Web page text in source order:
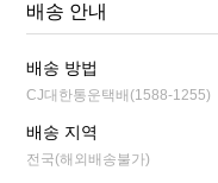
배송 안내
배송 방법
CJ대한통운택배(1588-1255)
배송 지역
전국(해외배송불가)